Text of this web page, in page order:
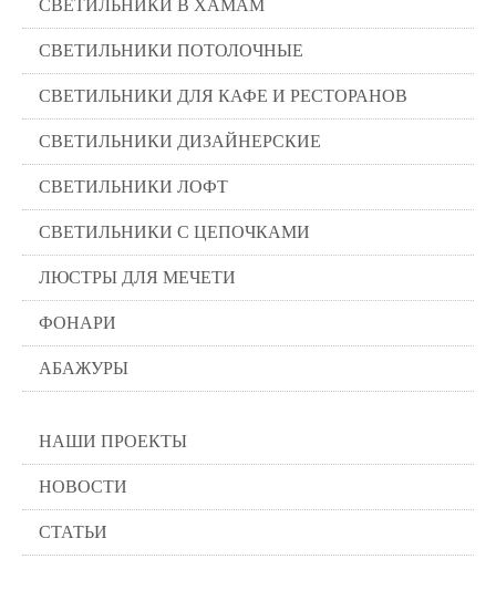
СВЕТИЛЬНИКИ В ХАМАМ
СВЕТИЛЬНИКИ ПОТОЛОЧНЫЕ
СВЕТИЛЬНИКИ ДЛЯ КАФЕ И РЕСТОРАНОВ
СВЕТИЛЬНИКИ ДИЗАЙНЕРСКИЕ
СВЕТИЛЬНИКИ ЛОФТ
СВЕТИЛЬНИКИ С ЦЕПОЧКАМИ
ЛЮСТРЫ ДЛЯ МЕЧЕТИ
ФОНАРИ
АБАЖУРЫ
НАШИ ПРОЕКТЫ
НОВОСТИ
СТАТЬИ